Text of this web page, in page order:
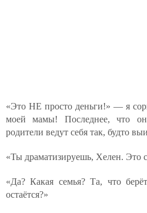
«Это НЕ просто деньги!» — я
моей мамы! Последнее, что
родители ведут себя так, будто
«Ты драматизируешь, Хелен. Это
«Да? Какая семья? Та, что
остаётся?»